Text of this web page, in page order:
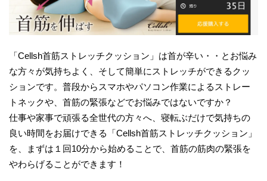
「Cellsh首筋ストレッチクッション」は首が辛い・・とお悩み
な方々が気持ちよく、そして簡単にストレッチができるクッ
ションです。普段からスマホやパソコン作業によるストレー
トネックや、首筋の緊張などでお悩みではないですか？
仕事や家事で頑張る全世代の方々へ、寝転ぶだけで気持ちの
良い時間をお届けできる「Cellsh首筋ストレッチクッション」
を、まずは１回10分から始めることで、首筋の筋肉の緊張を
やわらげることができます！